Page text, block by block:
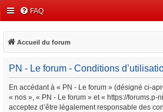
FAQ
Accueil du forum
PN - Le forum - Conditions
En accédant à « PN - Le forum » (désigné ci-
« nos », « PN - Le forum » et « https://forums.p-
acceptez d’être légalement responsable des